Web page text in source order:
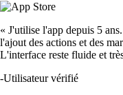
« J'utilise l'app depuis 5
l'ajout des actions et des
L'interface reste fluide et
-Utilisateur vérifié